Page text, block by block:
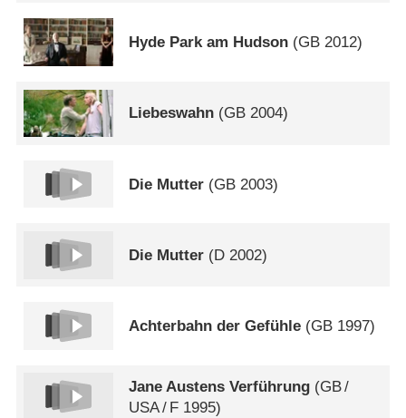
Hyde Park am Hudson (GB 2012)
Liebeswahn (GB 2004)
Die Mutter (GB 2003)
Die Mutter (D 2002)
Achterbahn der Gefühle (GB 1997)
Jane Austens Verführung (GB/
USA/ F 1995)